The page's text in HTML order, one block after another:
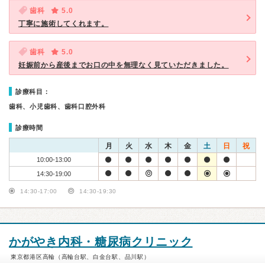
歯科
5.0
丁寧に施術してくれます。
歯科
5.0
妊娠前から産後までお口の中を無理なく見ていただきました。
診療科目：
歯科、小児歯科、歯科口腔外科
診療時間
月 火 水 木 金 土 日 祝
10:00-13:00
14:30-19:00
14:30-17:00 14:30-19:30
かがやき内科・糖尿病クリニック
東京都港区高輪（高輪台駅、白金台駅、品川駅）